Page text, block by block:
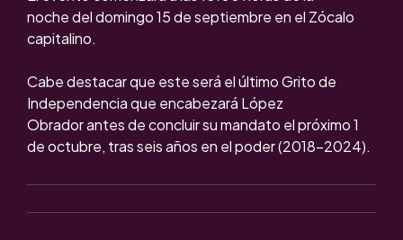
noche del domingo 15 de septiembre en el Zócalo
capitalino.
Cabe destacar que este será el último Grito de
Independencia que encabezará López
Obrador antes de concluir su mandato el próximo 1
de octubre, tras seis años en el poder (2018-2024).